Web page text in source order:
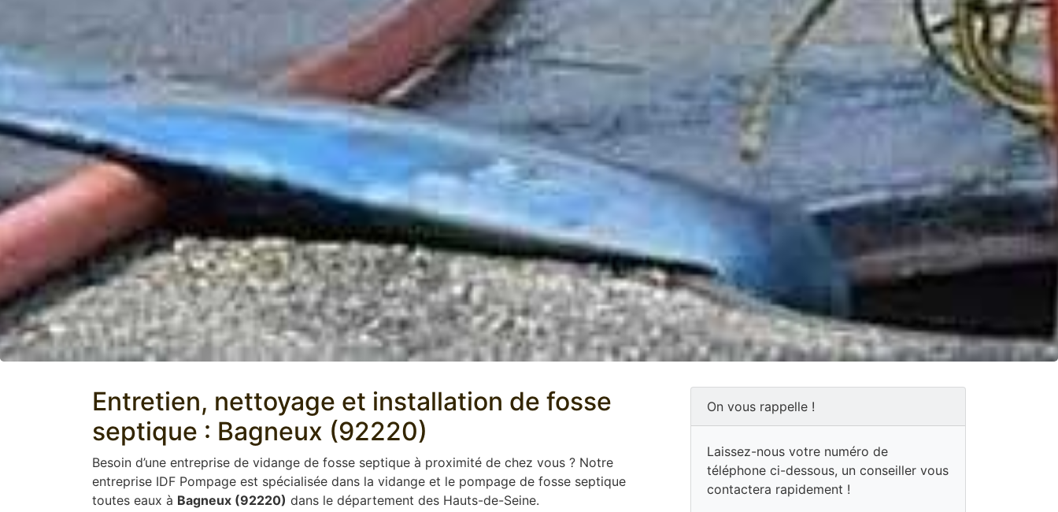
Entretien, nettoyage et installation de fosse
septique : Bagneux (92220)
Besoin d’une entreprise de vidange de fosse septique à proximité de chez vous ? Notre
entreprise IDF Pompage est spécialisée dans la vidange et le pompage de fosse septique
toutes eaux à Bagneux (92220) dans le département des Hauts-de-Seine.
On vous rappelle !
Laissez-nous votre numéro de
téléphone ci-dessous, un conseiller vous
contactera rapidement !